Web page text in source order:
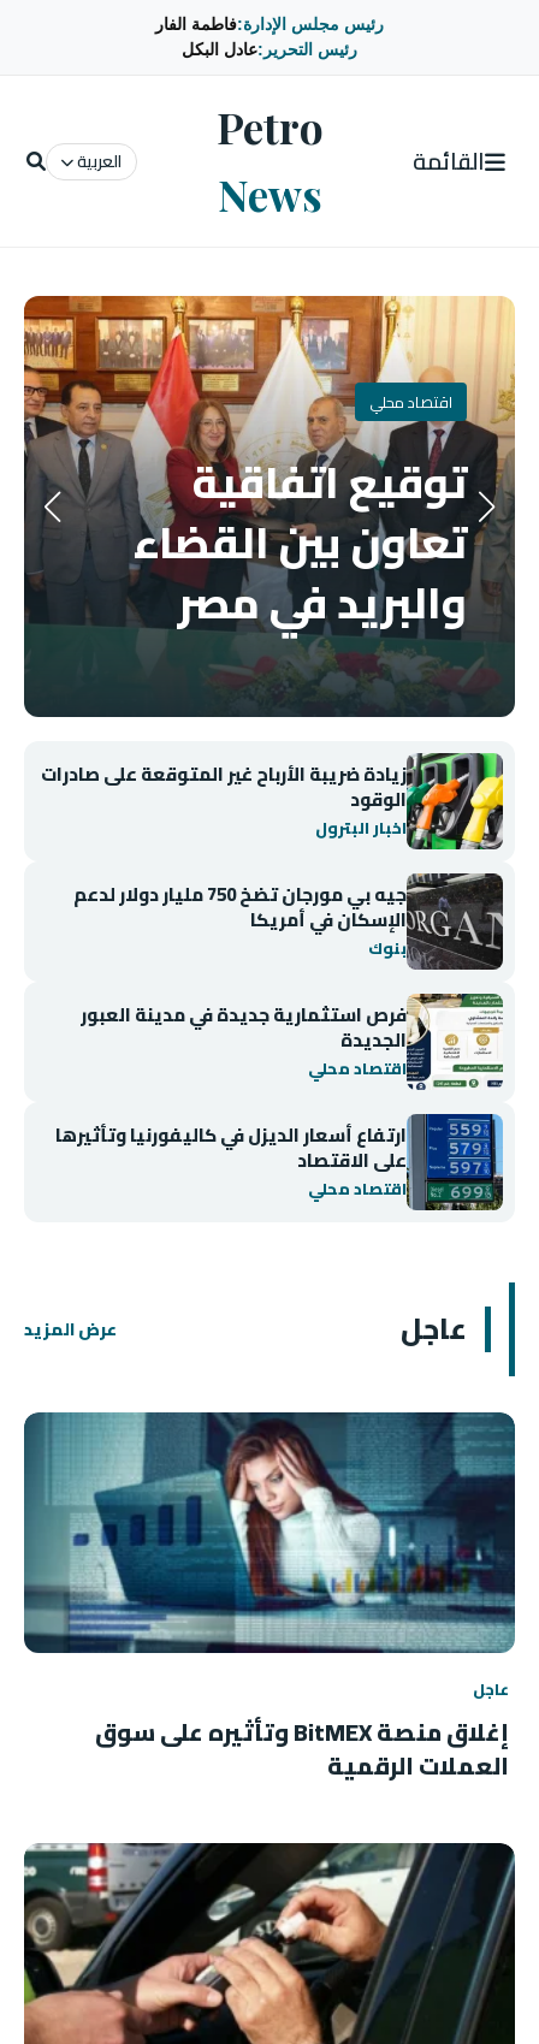
رئيس مجلس الإدارة:فاطمة الفار
رئيس التحرير:عادل البكل
القائمة
Petro
News
العربية
اقتصاد محلي
توقيع اتفاقية
تعاون بين القضاء
والبريد في مصر
زيادة ضريبة الأرباح غير المتوقعة على صادرات
الوقود
اخبار البترول
جيه بي مورجان تضخ 750 مليار دولار لدعم
الإسكان في أمريكا
بنوك
فرص استثمارية جديدة في مدينة العبور
الجديدة
اقتصاد محلي
ارتفاع أسعار الديزل في كاليفورنيا وتأثيرها
على الاقتصاد
اقتصاد محلي
عاجل عرض المزيد
عاجل
إغلاق منصة BitMEX وتأثيره على سوق
العملات الرقمية